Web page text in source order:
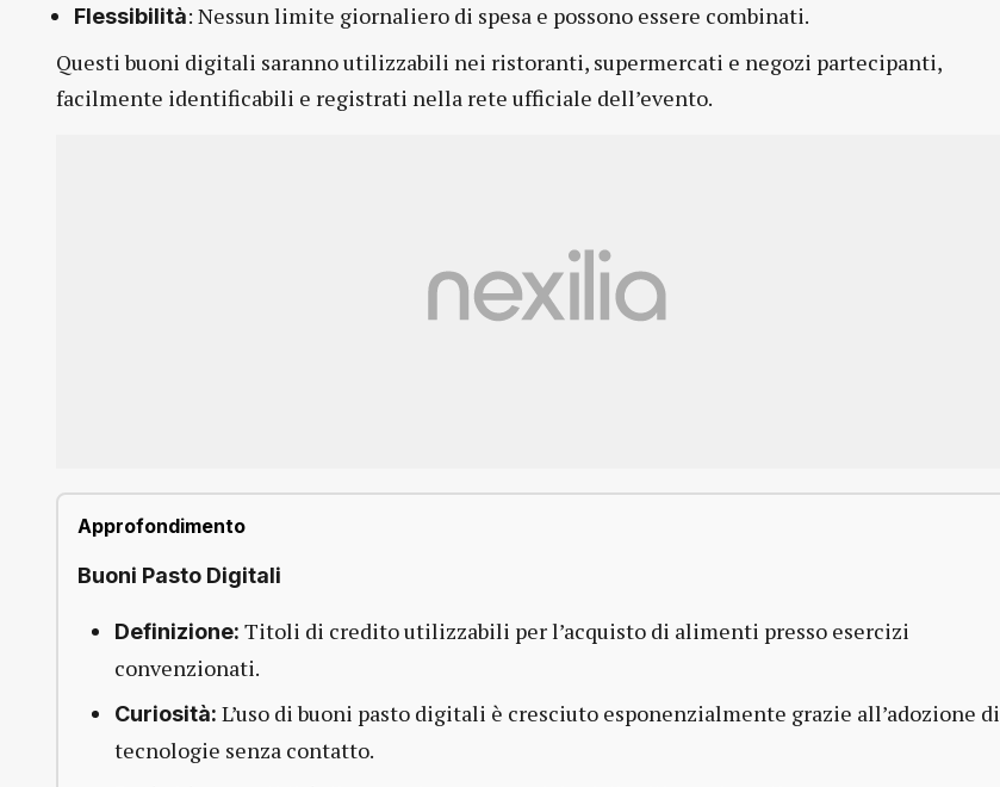
Flessibilità: Nessun limite giornaliero di spesa e possono essere combinati.
Questi buoni digitali saranno utilizzabili nei ristoranti, supermercati e negozi partecipanti,
facilmente identificabili e registrati nella rete ufficiale dell’evento.
Approfondimento
Buoni Pasto Digitali
Definizione: Titoli di credito utilizzabili per l’acquisto di alimenti presso esercizi
convenzionati.
Curiosità: L’uso di buoni pasto digitali è cresciuto esponenzialmente grazie all’adozione di
tecnologie senza contatto.